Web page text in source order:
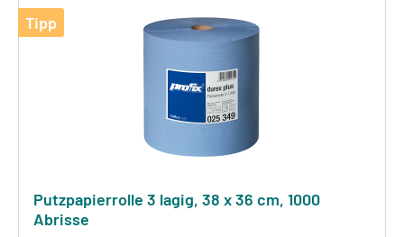
Tipp
Putzpapierrolle 3 lagig, 38 x 36 cm, 1000
Abrisse